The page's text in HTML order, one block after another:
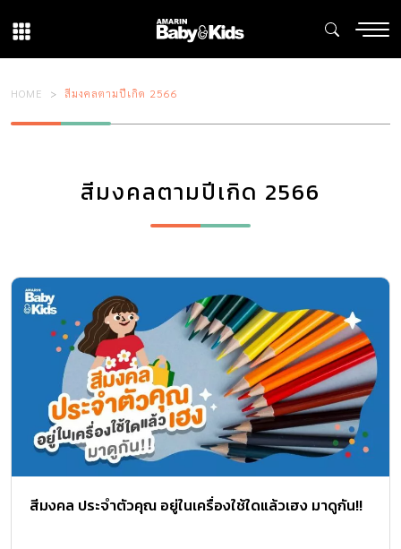
HOME สีมงคลตามปีเกิด 2566
สีมงคลตามปีเกิด 2566
สีมงคล ประจำตัวคุณ อยู่ในเครื่องใช้ใดแล้วเฮง มาดูกัน!!